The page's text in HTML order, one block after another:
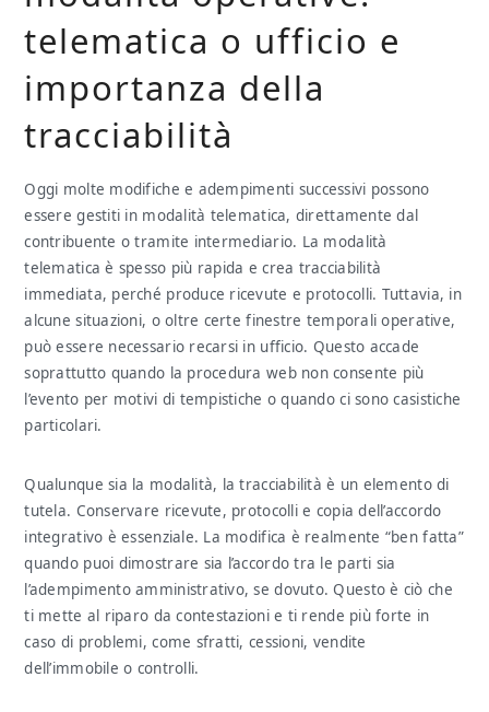
telematica o ufficio e
importanza della
tracciabilità
Oggi molte modifiche e adempimenti successivi possono
essere gestiti in modalità telematica, direttamente dal
contribuente o tramite intermediario. La modalità
telematica è spesso più rapida e crea tracciabilità
immediata, perché produce ricevute e protocolli. Tuttavia, in
alcune situazioni, o oltre certe finestre temporali operative,
può essere necessario recarsi in ufficio. Questo accade
soprattutto quando la procedura web non consente più
l’evento per motivi di tempistiche o quando ci sono casistiche
particolari.
Qualunque sia la modalità, la tracciabilità è un elemento di
tutela. Conservare ricevute, protocolli e copia dell’accordo
integrativo è essenziale. La modifica è realmente “ben fatta”
quando puoi dimostrare sia l’accordo tra le parti sia
l’adempimento amministrativo, se dovuto. Questo è ciò che
ti mette al riparo da contestazioni e ti rende più forte in
caso di problemi, come sfratti, cessioni, vendite
dell’immobile o controlli.